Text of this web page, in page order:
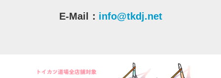
E-Mail： info@tkdj.net